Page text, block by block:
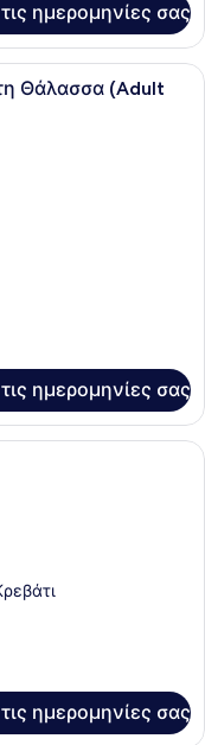
ημερομηνίες σας
από το μίνι μπαρ,
Θάλασσα (Adult
ημερομηνίες σας
από το μίνι μπαρ,
ημερομηνίες σας